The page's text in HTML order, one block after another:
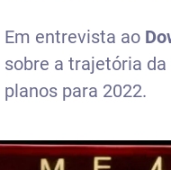
Em entrevista ao
sobre a trajetória da
planos para 2022.